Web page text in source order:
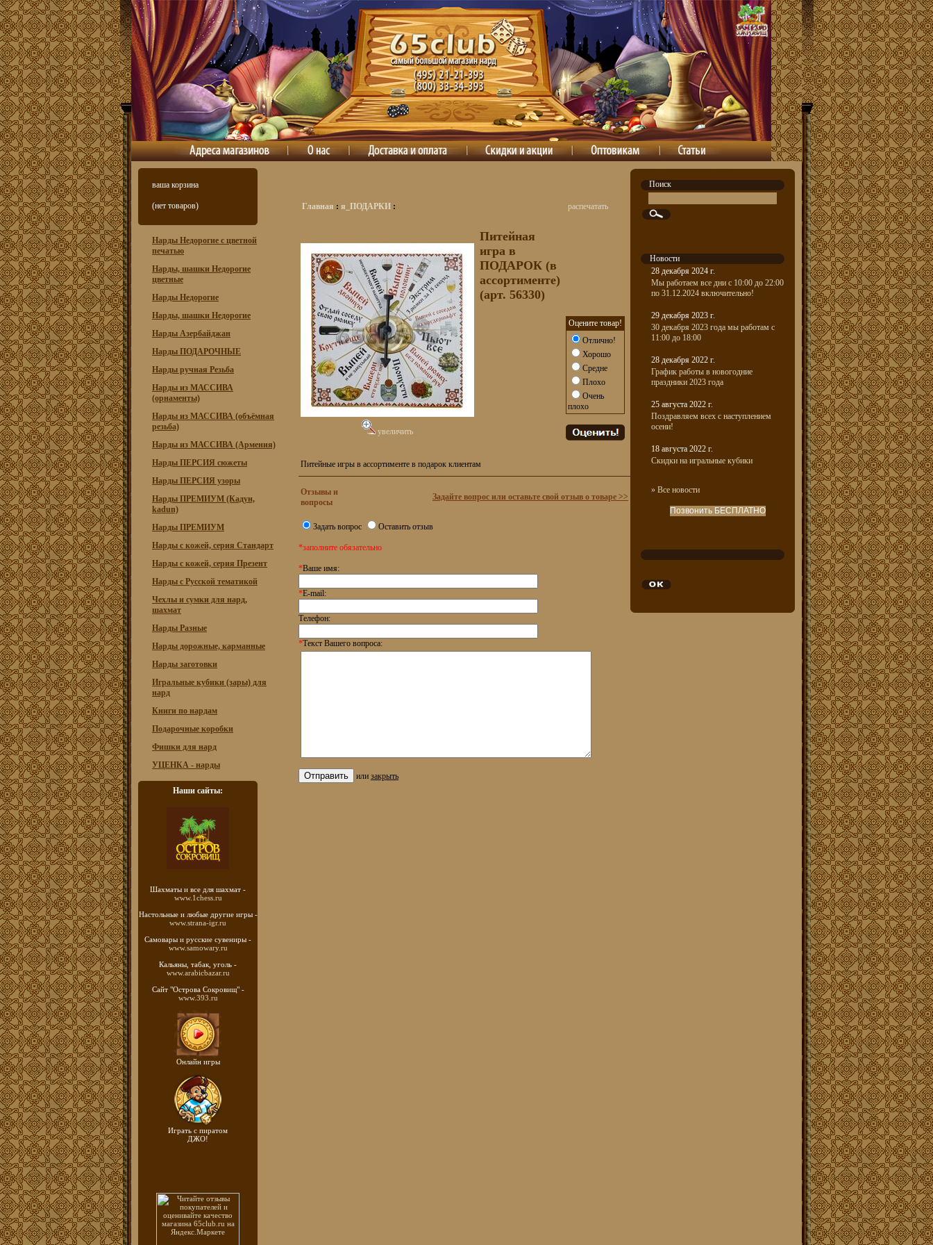
ваша корзина
(нет товаров)
Нарды Недорогие с цветной
печатью
Нарды, шашки Недорогие
цветные
Нарды Недорогие
Нарды, шашки Недорогие
Нарды Азербайджан
Нарды ПОДАРОЧНЫЕ
Нарды ручная Резьба
Нарды из МАССИВА
(орнаменты)
Нарды из МАССИВА (объёмная
резьба)
Нарды из МАССИВА (Армения)
Нарды ПЕРСИЯ сюжеты
Нарды ПЕРСИЯ узоры
Нарды ПРЕМИУМ (Кадун,
kadun)
Нарды ПРЕМИУМ
Нарды с кожей, серия Стандарт
Нарды с кожей, серия Презент
Нарды с Русской тематикой
Чехлы и сумки для нард,
шахмат
Нарды Разные
Нарды дорожные, карманные
Нарды заготовки
Игральные кубики (зары) для
нард
Книги по нардам
Подарочные коробки
Фишки для нард
УЦЕНКА - нарды
Наши сайты:
Шахматы и все для шахмат -
www.1chess.ru
Настольные и любые другие игры -
www.strana-igr.ru
Самовары и русские сувениры -
www.samowary.ru
Кальяны, табак, уголь -
www.arabicbazar.ru
Сайт "Острова Сокровищ" -
www.393.ru
Онлайн игры
Играть с пиратом
ДЖО!
Главная : я_ПОДАРКИ : распечатать
увеличить
Питейная
игра в
ПОДАРОК (в
ассортименте)
(арт. 56330)
Оцените товар!
Отлично!
Хорошо
Средне
Плохо
Очень
плохо
Питейные игры в ассортименте в подарок клиентам
Отзывы и
вопросы
Задайте вопрос или оставьте свой отзыв о товаре >>
Задать вопрос Оставить отзыв
*заполните обязательно
*Ваше имя:
*E-mail:
Телефон:
*Текст Вашего вопроса:
или закрыть
Поиск
Новости
28 декабря 2024 г.
Мы работаем все дни с 10:00 до 22:00
по 31.12.2024 включительно!
29 декабря 2023 г.
30 декабря 2023 года мы работам с
11:00 до 18:00
28 декабря 2022 г.
График работы в новогодние
праздники 2023 года
25 августа 2022 г.
Поздравляем всех с наступлением
осени!
18 августа 2022 г.
Скидки на игральные кубики
» Все новости
Позвонить БЕСПЛАТНО